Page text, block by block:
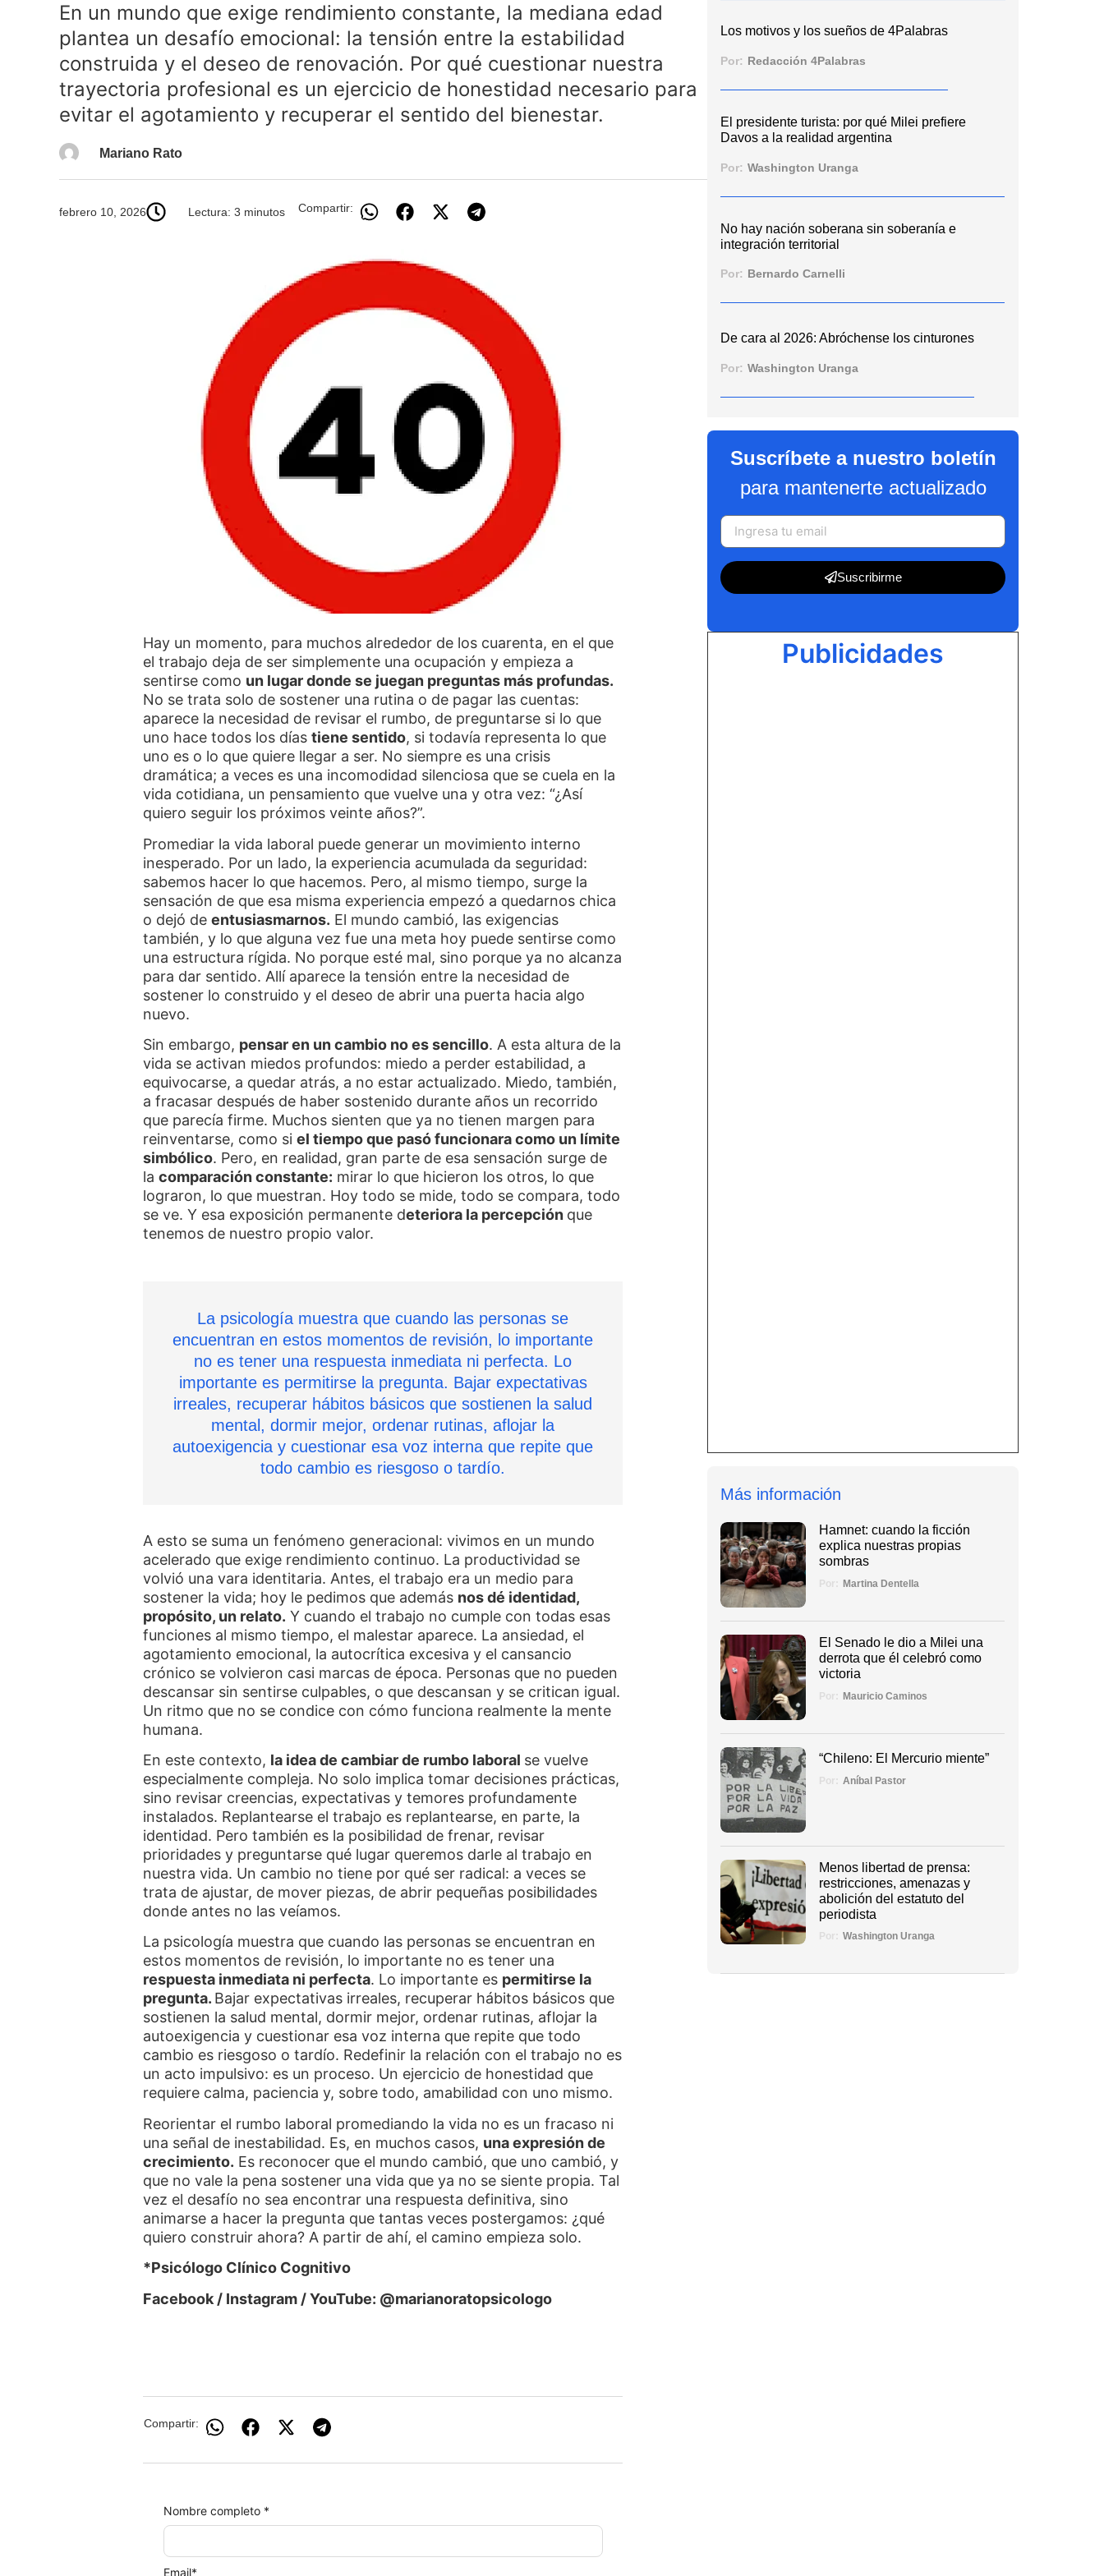
En un mundo que exige rendimiento constante, la mediana edad
plantea un desafío emocional: la tensión entre la estabilidad
construida y el deseo de renovación. Por qué cuestionar nuestra
trayectoria profesional es un ejercicio de honestidad necesario para
evitar el agotamiento y recuperar el sentido del bienestar.
Mariano Rato
febrero 10, 2026 Lectura: 3 minutos Compartir:
Hay un momento, para muchos alrededor de los cuarenta, en el que
el trabajo deja de ser simplemente una ocupación y empieza a
sentirse como un lugar donde se juegan preguntas más profundas.
No se trata solo de sostener una rutina o de pagar las cuentas:
aparece la necesidad de revisar el rumbo, de preguntarse si lo que
uno hace todos los díastiene sentido, si todavía representa lo que
uno es o lo que quiere llegar a ser. No siempre es una crisis
dramática; a veces es una incomodidad silenciosa que se cuela en la
vida cotidiana, un pensamiento que vuelve una y otra vez: “¿Así
quiero seguir los próximos veinte años?”.
Promediar la vida laboral puede generar un movimiento interno
inesperado. Por un lado, la experiencia acumulada da seguridad:
sabemos hacer lo que hacemos. Pero, al mismo tiempo, surge la
sensación de que esa misma experiencia empezó a quedarnos chica
o dejó deentusiasmarnos. El mundo cambió, las exigencias
también, y lo que alguna vez fue una meta hoy puede sentirse como
una estructura rígida. No porque esté mal, sino porque ya no alcanza
para dar sentido. Allí aparece la tensión entre la necesidad de
sostener lo construido y el deseo de abrir una puerta hacia algo
nuevo.
Sin embargo, pensar en un cambio no es sencillo. A esta altura de la
vida se activan miedos profundos: miedo a perder estabilidad, a
equivocarse, a quedar atrás, a no estar actualizado. Miedo, también,
a fracasar después de haber sostenido durante años un recorrido
que parecía firme. Muchos sienten que ya no tienen margen para
reinventarse, como siel tiempo que pasó funcionara como un límite
simbólico. Pero, en realidad, gran parte de esa sensación surge de
lacomparación constante: mirar lo que hicieron los otros, lo que
lograron, lo que muestran. Hoy todo se mide, todo se compara, todo
se ve. Y esa exposición permanente deteriora la percepción que
tenemos de nuestro propio valor.
La psicología muestra que cuando las personas se
encuentran en estos momentos de revisión, lo importante
no es tener una respuesta inmediata ni perfecta. Lo
importante es permitirse la pregunta. Bajar expectativas
irreales, recuperar hábitos básicos que sostienen la salud
mental, dormir mejor, ordenar rutinas, aflojar la
autoexigencia y cuestionar esa voz interna que repite que
todo cambio es riesgoso o tardío.
A esto se suma un fenómeno generacional: vivimos en un mundo
acelerado que exige rendimiento continuo. La productividad se
volvió una vara identitaria. Antes, el trabajo era un medio para
sostener la vida; hoy le pedimos que además nos dé identidad,
propósito, un relato. Y cuando el trabajo no cumple con todas esas
funciones al mismo tiempo, el malestar aparece. La ansiedad, el
agotamiento emocional, la autocrítica excesiva y el cansancio
crónico se volvieron casi marcas de época. Personas que no pueden
descansar sin sentirse culpables, o que descansan y se critican igual.
Un ritmo que no se condice con cómo funciona realmente la mente
humana.
En este contexto, la idea de cambiar de rumbo laboral se vuelve
especialmente compleja. No solo implica tomar decisiones prácticas,
sino revisar creencias, expectativas y temores profundamente
instalados. Replantearse el trabajo es replantearse, en parte, la
identidad. Pero también es la posibilidad de frenar, revisar
prioridades y preguntarse qué lugar queremos darle al trabajo en
nuestra vida. Un cambio no tiene por qué ser radical: a veces se
trata de ajustar, de mover piezas, de abrir pequeñas posibilidades
donde antes no las veíamos.
La psicología muestra que cuando las personas se encuentran en
estos momentos de revisión, lo importante no es tener una
respuesta inmediata ni perfecta. Lo importante es permitirse la
pregunta. Bajar expectativas irreales, recuperar hábitos básicos que
sostienen la salud mental, dormir mejor, ordenar rutinas, aflojar la
autoexigencia y cuestionar esa voz interna que repite que todo
cambio es riesgoso o tardío. Redefinir la relación con el trabajo no es
un acto impulsivo: es un proceso. Un ejercicio de honestidad que
requiere calma, paciencia y, sobre todo, amabilidad con uno mismo.
Reorientar el rumbo laboral promediando la vida no es un fracaso ni
una señal de inestabilidad. Es, en muchos casos, una expresión de
crecimiento. Es reconocer que el mundo cambió, que uno cambió, y
que no vale la pena sostener una vida que ya no se siente propia. Tal
vez el desafío no sea encontrar una respuesta definitiva, sino
animarse a hacer la pregunta que tantas veces postergamos: ¿qué
quiero construir ahora? A partir de ahí, el camino empieza solo.
*Psicólogo Clínico Cognitivo
Facebook / Instagram / YouTube: @marianoratopsicologo
Compartir:
Nombre completo *
Email*
Los motivos y los sueños de 4Palabras
Por: Redacción 4Palabras
El presidente turista: por qué Milei prefiere
Davos a la realidad argentina
Por: Washington Uranga
No hay nación soberana sin soberanía e
integración territorial
Por: Bernardo Carnelli
De cara al 2026: Abróchense los cinturones
Por: Washington Uranga
Suscríbete a nuestro boletín
para mantenerte actualizado
Suscribirme
Publicidades
Más información
Hamnet: cuando la ficción
explica nuestras propias
sombras
Por: Martina Dentella
El Senado le dio a Milei una
derrota que él celebró como
victoria
Por: Mauricio Caminos
“Chileno: El Mercurio miente”
Por: Aníbal Pastor
Menos libertad de prensa:
restricciones, amenazas y
abolición del estatuto del
periodista
Por: Washington Uranga